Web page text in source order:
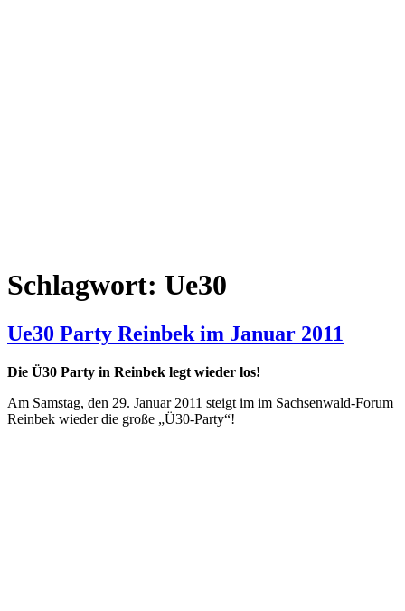
Schlagwort: Ue30
Ue30 Party Reinbek im Januar 2011
Die Ü30 Party in Reinbek legt wieder los!
Am Samstag, den 29. Januar 2011 steigt im im Sachsenwald-Forum
Reinbek wieder die große „Ü30-Party“!